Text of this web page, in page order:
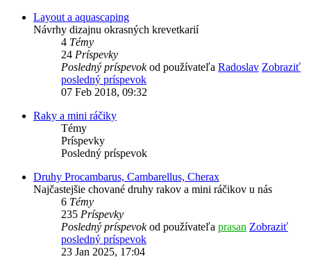
Layout a aquascaping
Návrhy dizajnu okrasných krevetkarií
4 Témy
24 Príspevky
Posledný príspevokod používateľa Radoslav Zobraziť
posledný príspevok
07 Feb 2018, 09:32
Raky a mini ráčiky
Témy
Príspevky
Posledný príspevok
Druhy Procambarus, Cambarellus, Cherax
Najčastejšie chované druhy rakov a mini ráčikov u nás
6 Témy
235 Príspevky
Posledný príspevokod používateľa prasan Zobraziť
posledný príspevok
23 Jan 2025, 17:04